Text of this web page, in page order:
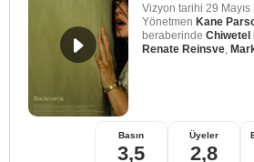
Vizyon tarihi 29 Mayıs
Yönetmen Kane
beraberinde Chiwetel
Renate Reinsve
Basın
3,5
Üyeler
2,8